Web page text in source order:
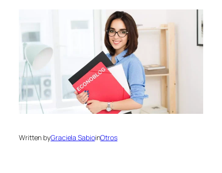
Written byGraciela SabioinOtros